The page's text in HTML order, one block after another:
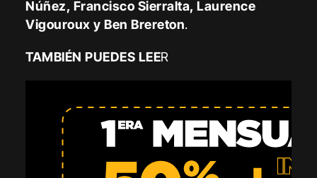
Núñez, Francisco Sierralta, Laurence
Vigouroux y Ben Brereton.
TAMBIÉN PUEDES LEER